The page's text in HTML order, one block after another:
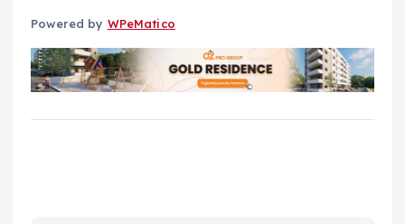
Powered by WPeMatico